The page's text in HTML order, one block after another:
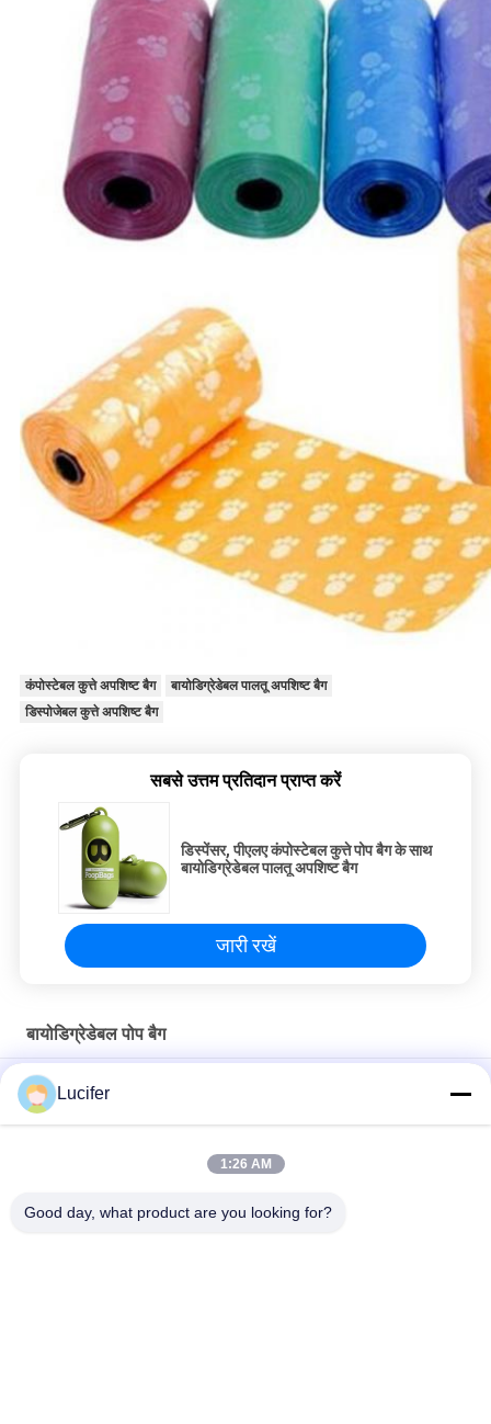
कंपोस्टेबल कुत्ते अपशिष्ट बैग
बायोडिग्रेडेबल पालतू अपशिष्ट बैग
डिस्पोजेबल कुत्ते अपशिष्ट बैग
सबसे उत्तम प्रतिदान प्राप्त करें
डिस्पेंसर, पीएलए कंपोस्टेबल कुत्ते पोप बैग के साथ
बायोडिग्रेडेबल पालतू अपशिष्ट बैग
जारी रखें
बायोडिग्रेडेबल पोप बैग
पीएलए बायोडिग्रेडेबल पोप बैग पालतू कुत्ता डिस्पेंसर कस्टम लोगो उपलब्ध के साथ
उपयोग करेंLucifer
1:26 AM
Good day, what product are you looking for?